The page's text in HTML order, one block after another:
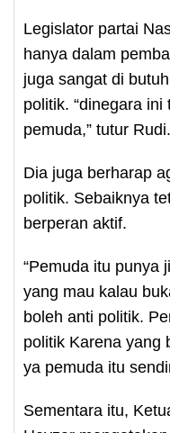
Legislator partai
hanya dalam
juga sangat di
politik. “dinegara
pemuda,” tutur Rudi.
Dia juga berharap
politik. Sebaiknya
berperan aktif.
“Pemuda itu punya
yang mau kalau
boleh anti politik.
politik Karena yang
ya pemuda itu
Sementara itu,